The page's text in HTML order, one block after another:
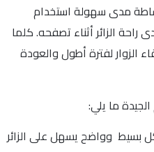
مدى سهولة استخدام
الزائر أثناء تصفحه. كلما
الزوار لفترة أطول والعودة
ما يلي:
وواضح يسهل على الزائر